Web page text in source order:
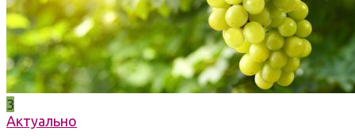
3
Актуально